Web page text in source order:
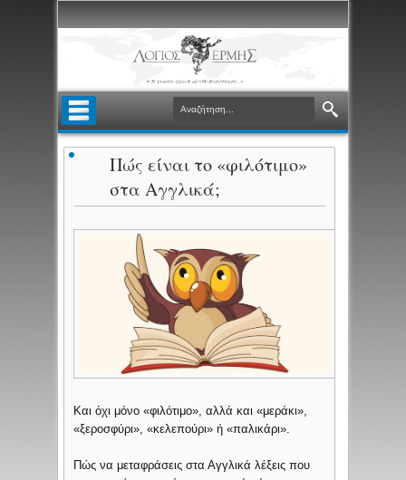
Πώς είναι το «φιλότιμο»
στα Αγγλικά;
Και όχι μόνο «φιλότιμο», αλλά και «μεράκι»,
«ξεροσφύρι», «κελεπούρι» ή «παλικάρι».
Πώς να μεταφράσεις στα Αγγλικά λέξεις που